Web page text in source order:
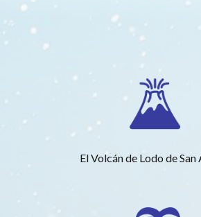
El Volcán de Lodo de San